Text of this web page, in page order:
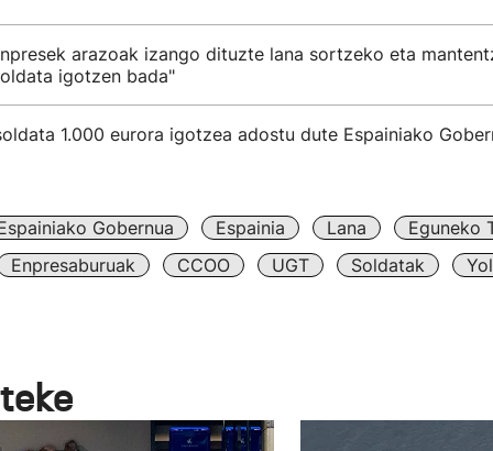
arazoak izango dituzte lana sortzeko eta
igotzen bada"
1.000 eurora igotzea adostu dute Espainiako
Gobernua Espainia Lana
Eguneko
Enpresaburuak CCOO UGT Soldatak